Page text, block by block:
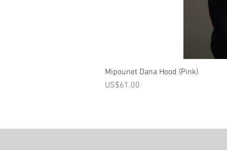
Mipounet Dana Hood (Pink)
가격
US$61.00